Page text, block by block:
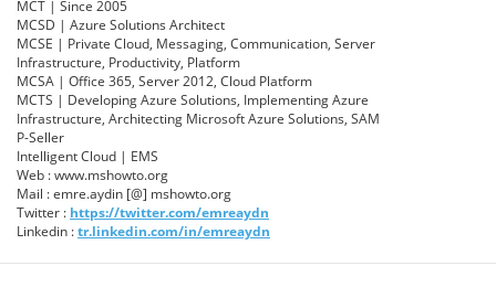
MCT | Since 2005
MCSD | Azure Solutions Architect
MCSE | Private Cloud, Messaging, Communication, Server
Infrastructure, Productivity, Platform
MCSA | Office 365, Server 2012, Cloud Platform
MCTS | Developing Azure Solutions, Implementing Azure
Infrastructure, Architecting Microsoft Azure Solutions, SAM
P-Seller
Intelligent Cloud | EMS
Web : www.mshowto.org
Mail : emre.aydin [@] mshowto.org
Twitter : https://twitter.com/emreaydn
Linkedin :tr.linkedin.com/in/emreaydn